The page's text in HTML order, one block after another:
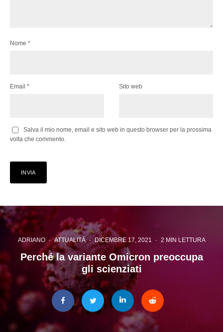
Nome *
Email * Sito web
Salva il mio nome, email e sito web in questo browser per la prossima
volta che commento.
ADRIANO · ATTUALITÀ · DICEMBRE 17, 2021 · 2 MIN LETTURA
Perché la variante Omicron preoccupa
gli scienziati